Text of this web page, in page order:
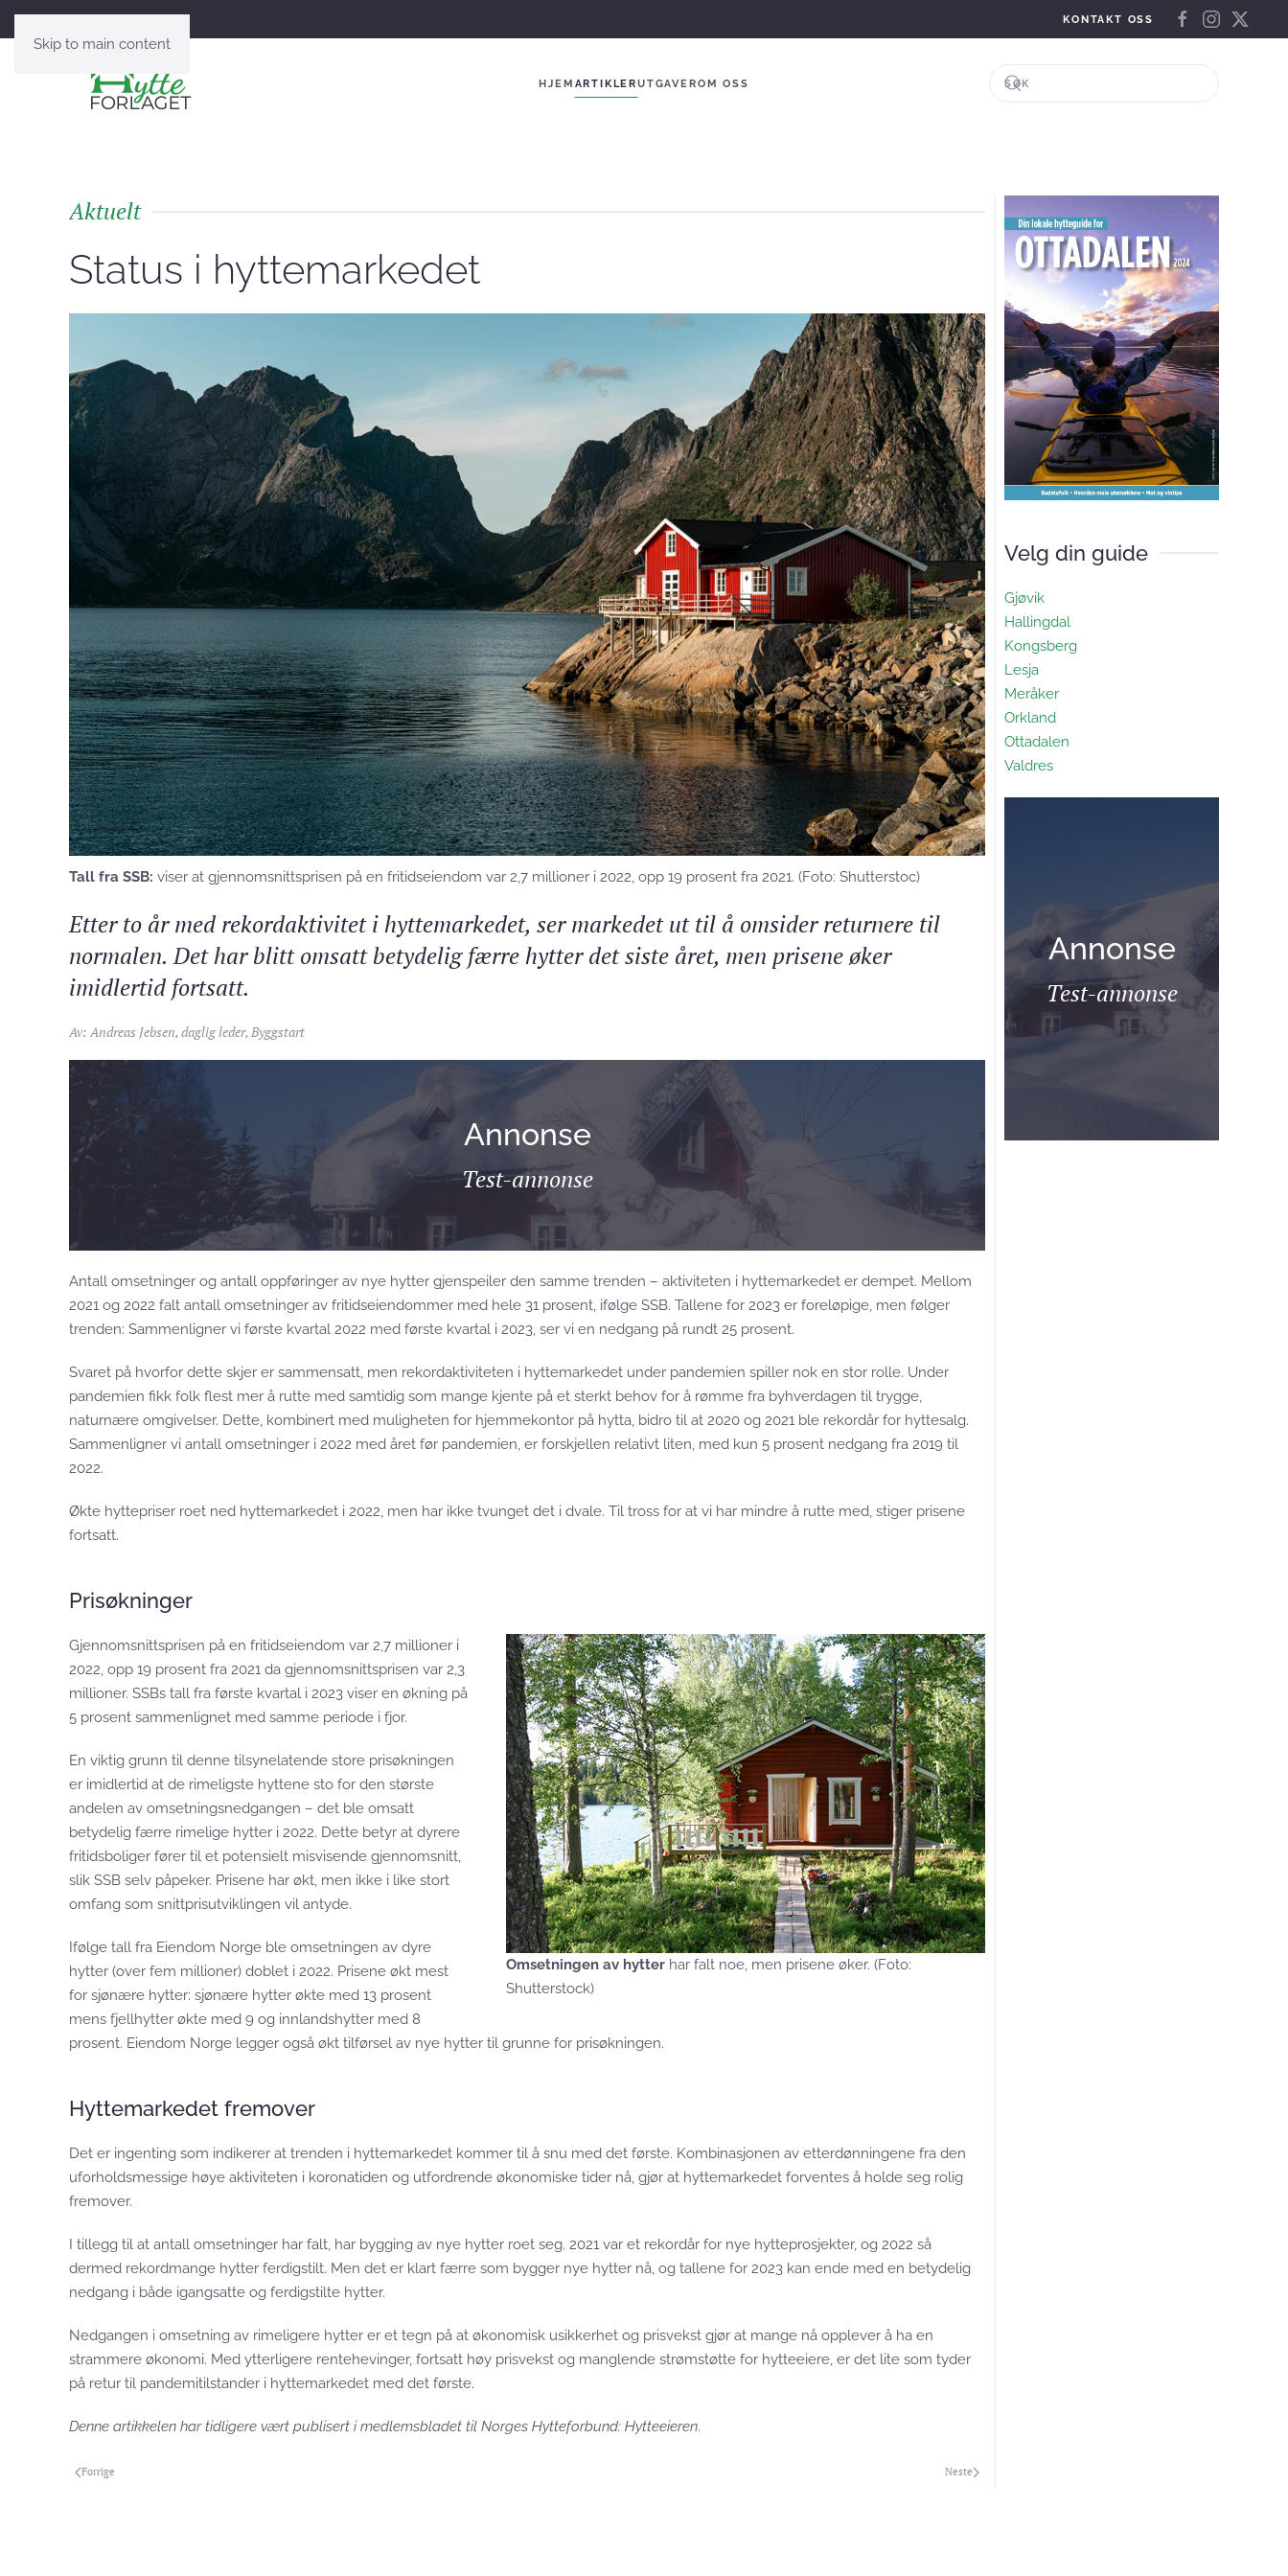
Skip to main content
KONTAKT OSS
HJEM ARTIKLERUTGAVEROM OSS
Aktuelt
Status i hyttemarkedet
Tall fra SSB: viser at gjennomsnittsprisen på en fritidseiendom var 2,7 millioner i 2022, opp 19 prosent fra 2021. (Foto: Shutterstoc)
Etter to år med rekordaktivitet i hyttemarkedet, ser markedet ut til å omsider returnere til
normalen. Det har blitt omsatt betydelig færre hytter det siste året, men prisene øker
imidlertid fortsatt.
Av: Andreas Jebsen, daglig leder, Byggstart
Annonse
Test-annonse
Antall omsetninger og antall oppføringer av nye hytter gjenspeiler den samme trenden – aktiviteten i hyttemarkedet er dempet. Mellom
2021 og 2022 falt antall omsetninger av fritidseiendommer med hele 31 prosent, ifølge SSB. Tallene for 2023 er foreløpige, men følger
trenden: Sammenligner vi første kvartal 2022 med første kvartal i 2023, ser vi en nedgang på rundt 25 prosent.
Svaret på hvorfor dette skjer er sammensatt, men rekordaktiviteten i hyttemarkedet under pandemien spiller nok en stor rolle. Under
pandemien fikk folk flest mer å rutte med samtidig som mange kjente på et sterkt behov for å rømme fra byhverdagen til trygge,
naturnære omgivelser. Dette, kombinert med muligheten for hjemmekontor på hytta, bidro til at 2020 og 2021 ble rekordår for hyttesalg.
Sammenligner vi antall omsetninger i 2022 med året før pandemien, er forskjellen relativt liten, med kun 5 prosent nedgang fra 2019 til
2022.
Økte hyttepriser roet ned hyttemarkedet i 2022, men har ikke tvunget det i dvale. Til tross for at vi har mindre å rutte med, stiger prisene
fortsatt.
Prisøkninger
Omsetningen av hytter har falt noe, men prisene øker. (Foto:
Shutterstock)
Gjennomsnittsprisen på en fritidseiendom var 2,7 millioner i
2022, opp 19 prosent fra 2021 da gjennomsnittsprisen var 2,3
millioner. SSBs tall fra første kvartal i 2023 viser en økning på
5 prosent sammenlignet med samme periode i fjor.
En viktig grunn til denne tilsynelatende store prisøkningen
er imidlertid at de rimeligste hyttene sto for den største
andelen av omsetningsnedgangen – det ble omsatt
betydelig færre rimelige hytter i 2022. Dette betyr at dyrere
fritidsboliger fører til et potensielt misvisende gjennomsnitt,
slik SSB selv påpeker. Prisene har økt, men ikke i like stort
omfang som snittprisutviklingen vil antyde.
Ifølge tall fra Eiendom Norge ble omsetningen av dyre
hytter (over fem millioner) doblet i 2022. Prisene økt mest
for sjønære hytter: sjønære hytter økte med 13 prosent
mens fjellhytter økte med 9 og innlandshytter med 8
prosent. Eiendom Norge legger også økt tilførsel av nye hytter til grunne for prisøkningen.
Hyttemarkedet fremover
Det er ingenting som indikerer at trenden i hyttemarkedet kommer til å snu med det første. Kombinasjonen av etter­dønningene fra den
uforholdsmessige høye aktiviteten i koronatiden og utfordrende økonomiske tider nå, gjør at hytte­markedet forventes å holde seg rolig
fremover.
I tillegg til at antall omsetninger har falt, har bygging av nye hytter roet seg. 2021 var et rekordår for nye hytteprosjekter, og 2022 så
dermed rekordmange hytter ferdigstilt. Men det er klart færre som bygger nye hytter nå, og tallene for 2023 kan ende med en betydelig
nedgang i både igangsatte og ferdigstilte hytter.
Nedgangen i omsetning av rimeligere hytter er et tegn på at økonomisk usikkerhet og prisvekst gjør at mange nå opplever å ha en
strammere økonomi. Med ytterligere rentehevinger, fortsatt høy prisvekst og manglende strømstøtte for hytteeiere, er det lite som tyder
på retur til pandemi­tilstander i hyttemarkedet med det første.
Denne artikkelen har tidligere vært publisert i medlemsbladet til Norges Hytte­forbund: Hytteeieren.
Forrige Neste
Velg din guide
Gjøvik
Hallingdal
Kongsberg
Lesja
Meråker
Orkland
Ottadalen
Valdres
Annonse
Test-annonse